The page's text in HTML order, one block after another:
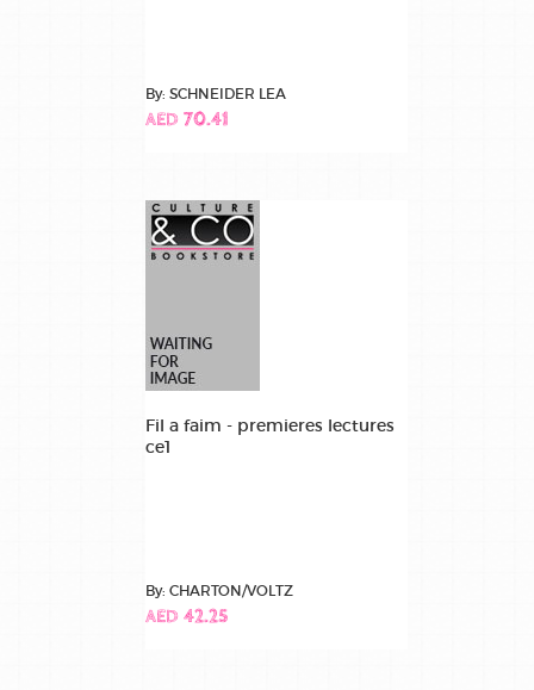
By: SCHNEIDER LEA
AED 70.41
Fil a faim - premieres lectures
ce1
By: CHARTON/VOLTZ
AED 42.25